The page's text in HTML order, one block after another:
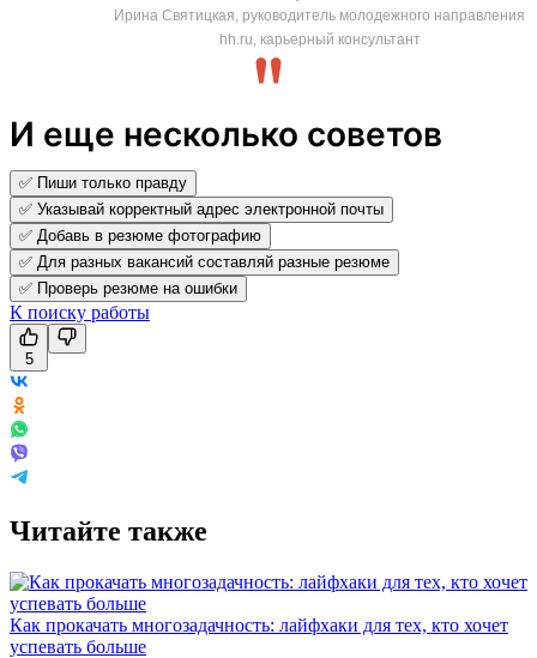
Ирина Святицкая, руководитель молодежного направления
hh.ru, карьерный консультант
И еще несколько советов
✅ Пиши только правду
✅ Указывай корректный адрес электронной почты
✅ Добавь в резюме фотографию
✅ Для разных вакансий составляй разные резюме
✅ Проверь резюме на ошибки
К поиску работы
5
Читайте также
Как прокачать многозадачность: лайфхаки для тех, кто хочет
успевать больше